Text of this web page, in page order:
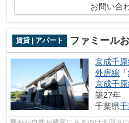
お問い合
賃貸 | アパート ファミール
京成千原
外房線 「
京成千原
築27年
千葉県